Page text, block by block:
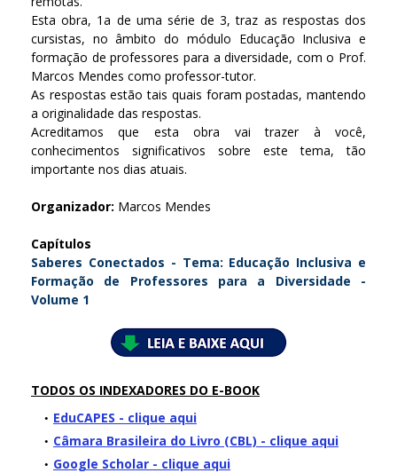
Esta obra, 1a de uma série de 3, traz as respostas dos
cursistas, no âmbito do módulo Educação Inclusiva e
formação de professores para a diversidade, com o Prof.
Marcos Mendes como professor-tutor.
As respostas estão tais quais foram postadas, mantendo
a originalidade das respostas.
Acreditamos que esta obra vai trazer à você,
conhecimentos significativos sobre este tema, tão
importante nos dias atuais.
Organizador: Marcos Mendes
Capítulos
Saberes Conectados - Tema: Educação Inclusiva e
Formação de Professores para a Diversidade -
Volume 1
TODOS OS INDEXADORES DO E-BOOK
EduCAPES - clique aqui
Câmara Brasileira do Livro (CBL) - clique aqui
Google Scholar - clique aqui